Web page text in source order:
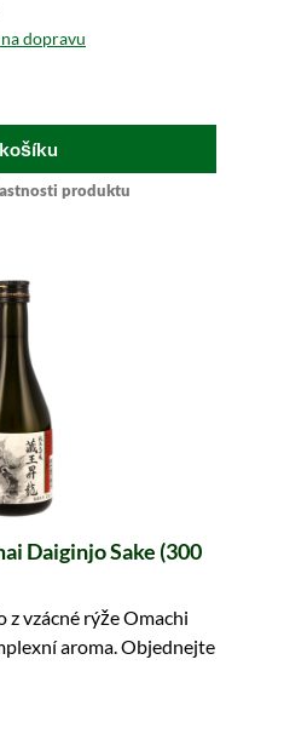
dopravu
produktu
Daiginjo Sake (300
vzácné rýže Omachi
aroma. Objednejte